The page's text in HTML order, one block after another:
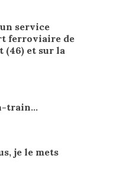
service
ferroviaire de
(46) et sur la
train…
je le mets